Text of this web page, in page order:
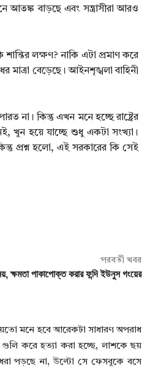
আতঙ্ক বাড়ছে এবং সন্ত্রাসীরা আরও
লক্ষণ? নাকি এটা প্রমাণ করে
বেড়েছে। আইনশৃঙ্খলা বাহিনী
না। কিন্তু এখন মনে হচ্ছে রাষ্ট্রের
খুন হয়ে যাচ্ছে শুধু একটা সংখ্যা।
প্রশ্ন হলো, এই সরকারের কি সেই
পরবর্তী খবর
ক্ষমতা পাকাপোক্ত করার ফন্দি ইউনুস গংয়ের
মনে হবে আরেকটা সাধারণ অপরাধ
গুলি করে হত্যা করা হচ্ছে, লাশকে ছয়
পড়ছে না, উল্টো সে ফেসবুকে বসে